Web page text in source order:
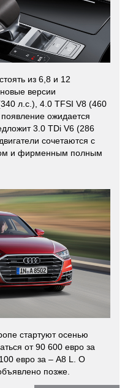
из 6,8 и 12
версии
л.с.), 4.0 TFSI V8 (460
ожидается
3.0 TDi V6 (286
сочетаются с
и фирменным полным
стартуют осенью
от 90 600 евро за
евро за – A8 L. О
позже.